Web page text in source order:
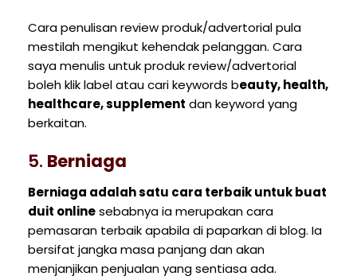
Cara penulisan review produk/advertorial pula
mestilah mengikut kehendak pelanggan. Cara
saya menulis untuk produk review/advertorial
boleh klik label atau cari keywords beauty, health,
healthcare, supplement dan keyword yang
berkaitan.
5. Berniaga
Berniaga adalah satu cara terbaik untuk buat
duit onlinesebabnya ia merupakan cara
pemasaran terbaik apabila di paparkan di blog. Ia
bersifat jangka masa panjang dan akan
menjanjikan penjualan yang sentiasa ada.